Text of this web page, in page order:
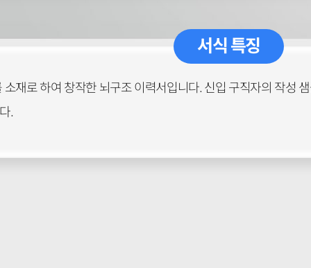
서식 특징
소재로 하여 창작한 뇌구조 이력서입니다. 신입 구직자의 작성
.